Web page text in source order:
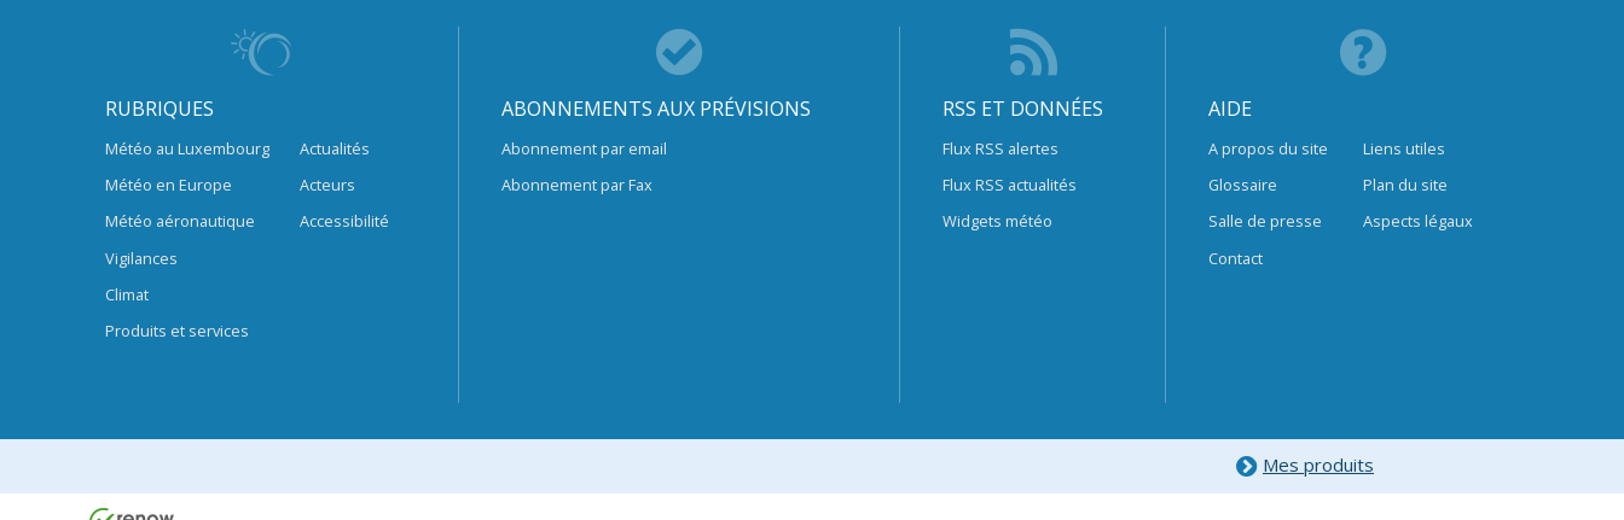
RUBRIQUES
Météo au Luxembourg
Météo en Europe
Météo aéronautique
Vigilances
Climat
Produits et services
Actualités
Acteurs
Accessibilité
ABONNEMENTS AUX PRÉVISIONS
Abonnement par email
Abonnement par Fax
RSS ET DONNÉES
Flux RSS alertes
Flux RSS actualités
Widgets météo
AIDE
A propos du site
Glossaire
Salle de presse
Contact
Liens utiles
Plan du site
Aspects légaux
Mes produits